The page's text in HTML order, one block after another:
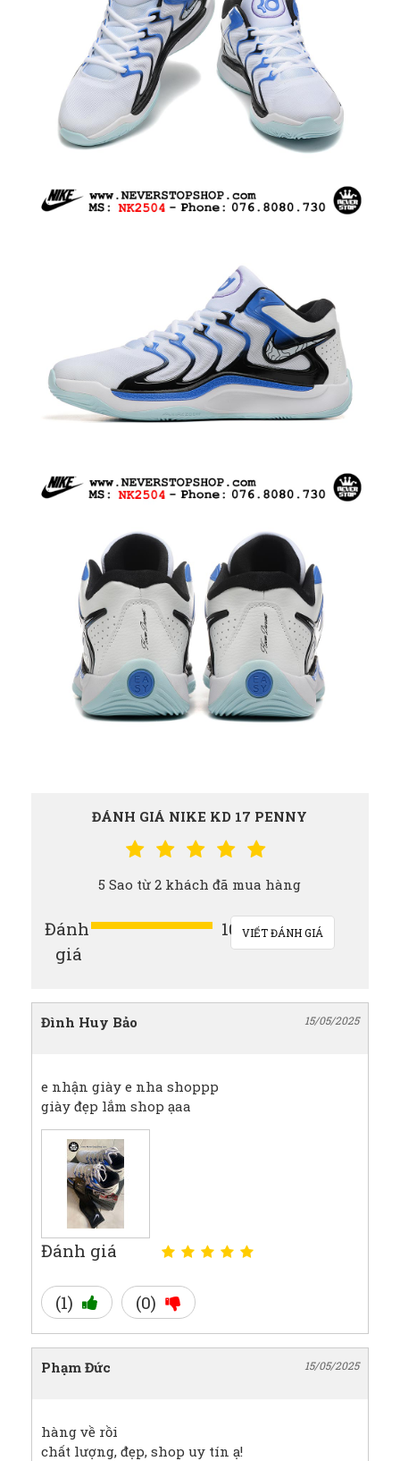
ĐÁNH GIÁ NIKE KD 17 PENNY
5 Sao từ 2 khách đã mua hàng
Đánh
giá
100%VIẾT ĐÁNH GIÁ
Đình Huy Bảo 15/05/2025
e nhận giày e nha shoppp
giày đẹp lắm shop ạaa
Đánh giá
(1) (0)
Phạm Đức 15/05/2025
hàng về rồi
chất lượng, đẹp, shop uy tín ạ!